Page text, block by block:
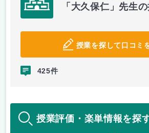
「大久保仁」先生
授業を探して口コミ
425件
授業評価・楽単情報を探